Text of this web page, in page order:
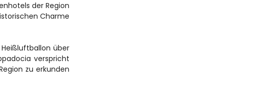
der Region
Charme
über
verspricht
zu erkunden